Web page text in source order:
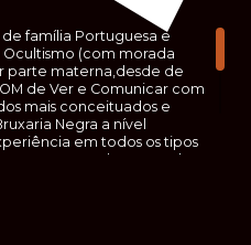
de família Portuguesa e
(com morada
parte materna,desde de
de Ver e Comunicar com
mais conceituados e
Negra a nível
em todos os tipos
os seus saberes ocultos